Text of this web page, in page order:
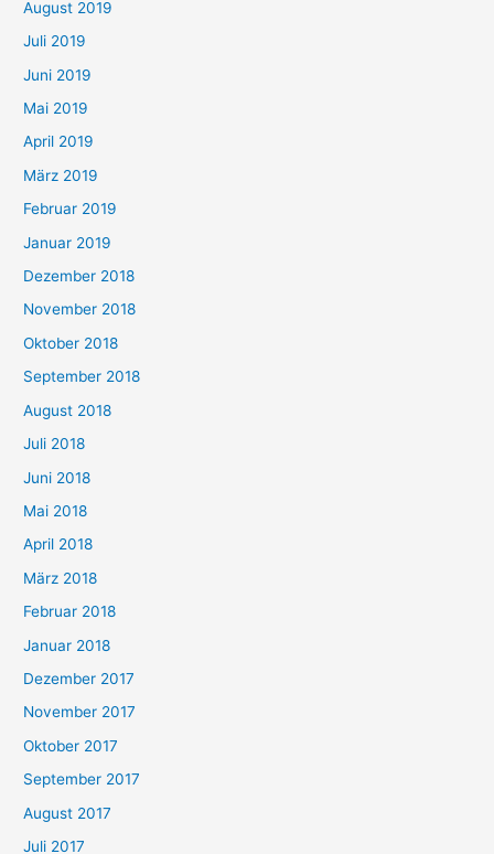
August 2019
Juli 2019
Juni 2019
Mai 2019
April 2019
März 2019
Februar 2019
Januar 2019
Dezember 2018
November 2018
Oktober 2018
September 2018
August 2018
Juli 2018
Juni 2018
Mai 2018
April 2018
März 2018
Februar 2018
Januar 2018
Dezember 2017
November 2017
Oktober 2017
September 2017
August 2017
Juli 2017